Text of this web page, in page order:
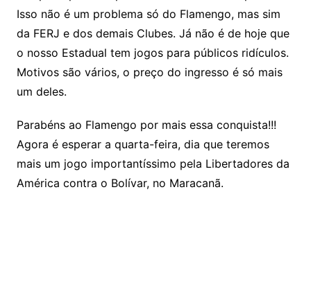
Isso não é um problema só do Flamengo, mas sim
da FERJ e dos demais Clubes. Já não é de hoje que
o nosso Estadual tem jogos para públicos ridículos.
Motivos são vários, o preço do ingresso é só mais
um deles.
Parabéns ao Flamengo por mais essa conquista!!!
Agora é esperar a quarta-feira, dia que teremos
mais um jogo importantíssimo pela Libertadores da
América contra o Bolívar, no Maracanã.